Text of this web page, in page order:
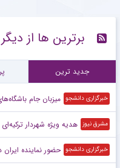
برترین ها از
جدید ترین
خبرگزاری دانشجو میزبان جام باشگاه‌های والیبال
مشرق نیوز هدیه ویژه شهردار
خبرگزاری دانشجو حضور نماینده